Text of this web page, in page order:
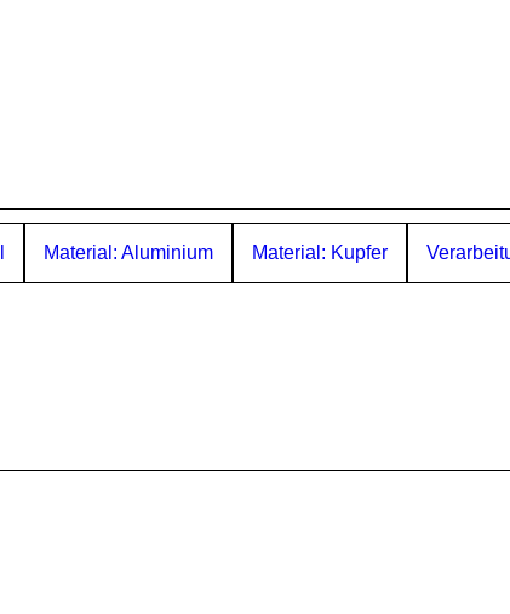
Material: Aluminium Material: Kupfer